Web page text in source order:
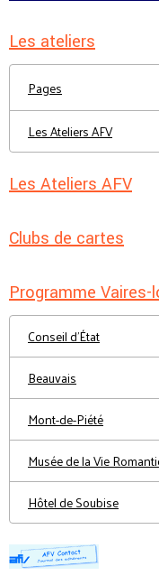
Les ateliers
Pages
Les Ateliers AFV
Les Ateliers AFV
Clubs de cartes
Programme Vaires-
Conseil d'État
Beauvais
Mont-de-Piété
Musée de la Vie
Hôtel de Soubise